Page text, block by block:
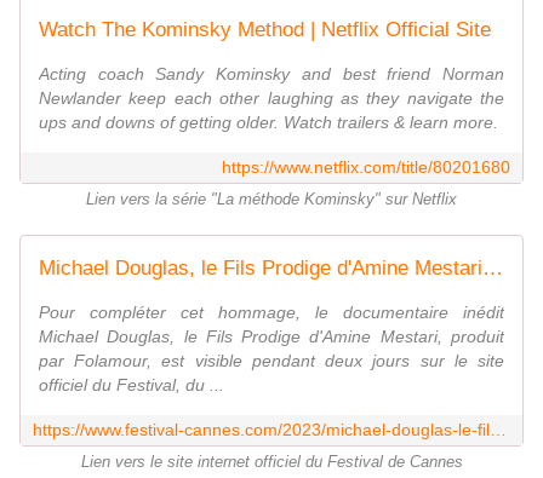
Watch The Kominsky Method | Netflix Official Site
Acting coach Sandy Kominsky and best friend Norman
Newlander keep each other laughing as they navigate the
ups and downs of getting older. Watch trailers & learn more.
https://www.netflix.com/title/80201680
Lien vers la série "La méthode Kominsky" sur Netflix
Michael Douglas, le Fils Prodige d'Amine Mestari - En visionnage exclusif pendant 48h ! - Festival de Cannes
Pour compléter cet hommage, le documentaire inédit
Michael Douglas, le Fils Prodige d'Amine Mestari, produit
par Folamour, est visible pendant deux jours sur le site
officiel du Festival, du ...
Lien vers le site internet officiel du Festival de Cannes